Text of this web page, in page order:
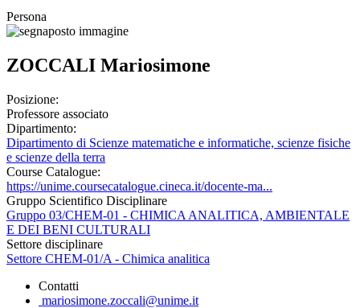
Persona
ZOCCALI Mariosimone
Posizione:
Professore associato
Dipartimento:
Dipartimento di Scienze matematiche e informatiche, scienze fisiche
e scienze della terra
Course Catalogue:
https://unime.coursecatalogue.cineca.it/docente-ma...
Gruppo Scientifico Disciplinare
Gruppo 03/CHEM-01 - CHIMICA ANALITICA, AMBIENTALE
E DEI BENI CULTURALI
Settore disciplinare
Settore CHEM-01/A - Chimica analitica
Contatti
mariosimone.zoccali@unime.it